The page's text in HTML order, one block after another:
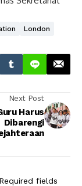
London
Next Post
Harus
Dibarengi
Required fields